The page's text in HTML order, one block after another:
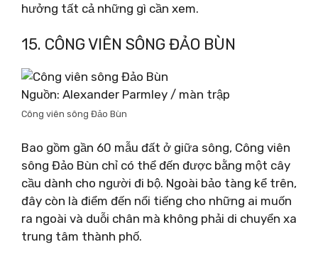
hưởng tất cả những gì cần xem.
15. CÔNG VIÊN SÔNG ĐẢO BÙN
Nguồn: Alexander Parmley / màn trập
Công viên sông Đảo Bùn
Bao gồm gần 60 mẫu đất ở giữa sông, Công viên
sông Đảo Bùn chỉ có thể đến được bằng một cây
cầu dành cho người đi bộ. Ngoài bảo tàng kể trên,
đây còn là điểm đến nổi tiếng cho những ai muốn
ra ngoài và duỗi chân mà không phải di chuyển xa
trung tâm thành phố.